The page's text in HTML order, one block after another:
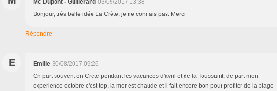
Mc Dupont - Guillerand 03/09/2017 13:38
Bonjour, très belle idée La Crète, je ne connais pas. Merci
Répondre
E Emilie 30/08/2017 09:26
On part souvent en Crete pendant les vacances d'avril et de la Toussaint, de part mon
experience octobre c'est top, la mer est chaude et il fait encore bon pour profiter de la plage